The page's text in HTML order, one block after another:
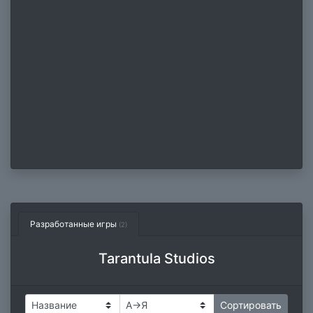
Разработанные игры (2)
Tarantula Studios